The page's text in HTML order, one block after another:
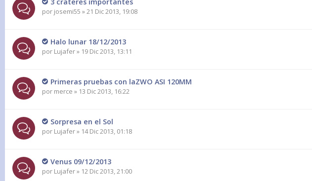
por josemi55 » 21 Dic 2013, 19:08
Halo lunar 18/12/2013
por Lujafer» 19 Dic 2013, 13:11
Primeras pruebas con laZWO ASI 120MM
por merce » 13 Dic 2013, 16:22
Sorpresa en el Sol
por Lujafer» 14 Dic 2013, 01:18
Venus 09/12/2013
por Lujafer» 12 Dic 2013, 21:00